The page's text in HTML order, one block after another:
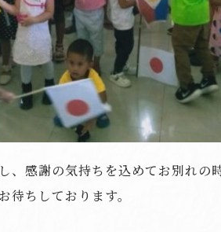
、感謝の気持ちを込めてお別れの
待ちしております。